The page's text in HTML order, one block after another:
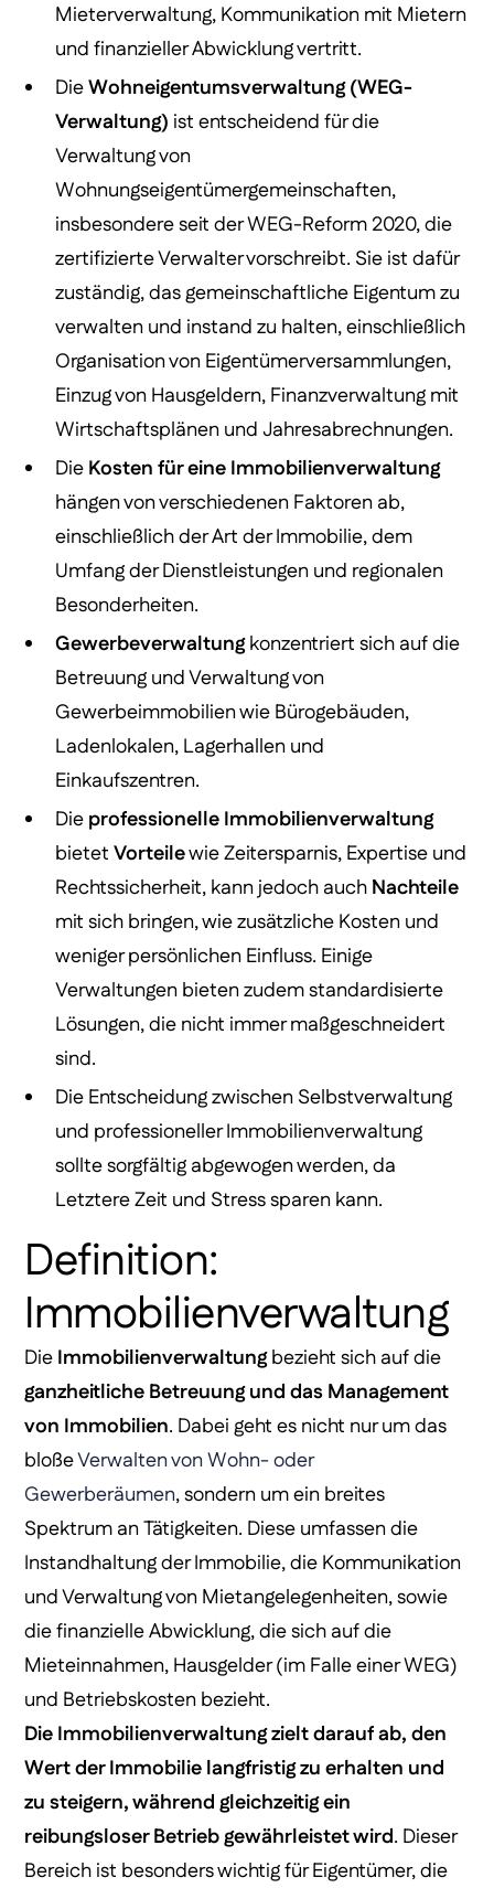
Mieterverwaltung, Kommunikation mit Mietern
und finanzieller Abwicklung vertritt.
DieWohneigentumsverwaltung (WEG-
Verwaltung) ist entscheidend für die
Verwaltung von
Wohnungseigentümergemeinschaften,
insbesondere seit der WEG-Reform 2020, die
zertifizierte Verwalter vorschreibt. Sie ist dafür
zuständig, das gemeinschaftliche Eigentum zu
verwalten und instand zu halten, einschließlich
Organisation von Eigentümerversammlungen,
Einzug von Hausgeldern, Finanzverwaltung mit
Wirtschaftsplänen und Jahresabrechnungen.
DieKosten für eine Immobilienverwaltung
hängen von verschiedenen Faktoren ab,
einschließlich der Art der Immobilie, dem
Umfang der Dienstleistungen und regionalen
Besonderheiten.
Gewerbeverwaltungkonzentriert sich auf die
Betreuung und Verwaltung von
Gewerbeimmobilien wie Bürogebäuden,
Ladenlokalen, Lagerhallen und
Einkaufszentren.
Dieprofessionelle Immobilienverwaltung
bietetVorteilewie Zeitersparnis, Expertise und
Rechtssicherheit, kann jedoch auchNachteile
mit sich bringen, wie zusätzliche Kosten und
weniger persönlichen Einfluss. Einige
Verwaltungen bieten zudem standardisierte
Lösungen, die nicht immer maßgeschneidert
sind.
Die Entscheidung zwischen Selbstverwaltung
und professioneller Immobilienverwaltung
sollte sorgfältig abgewogen werden, da
Letztere Zeit und Stress sparen kann.
Definition:
Immobilienverwaltung
DieImmobilienverwaltungbezieht sich auf die
ganzheitliche Betreuung und das Management
von Immobilien. Dabei geht es nicht nur um das
bloßeVerwalten von Wohn- oder
Gewerberäumen, sondern um ein breites
Spektrum an Tätigkeiten. Diese umfassen die
Instandhaltung der Immobilie, die Kommunikation
und Verwaltung von Mietangelegenheiten, sowie
die finanzielle Abwicklung, die sich auf die
Mieteinnahmen, Hausgelder (im Falle einer WEG)
und Betriebskosten bezieht.
Die Immobilienverwaltung zielt darauf ab, den
Wert der Immobilie langfristig zu erhalten und
zu steigern, während gleichzeitig ein
reibungsloser Betrieb gewährleistet wird. Dieser
Bereich ist besonders wichtig für Eigentümer, die